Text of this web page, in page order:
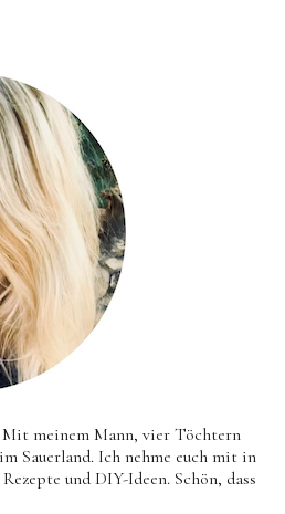
meinem Mann, vier Töchtern
Sauerland. Ich nehme euch mit in
und DIY-Ideen. Schön, dass